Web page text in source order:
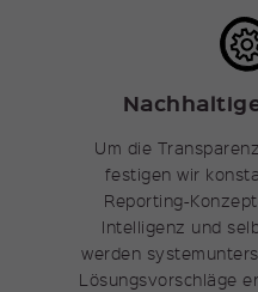
Um die
festigen wir
Reporting-
Intelligenz und
werden
Lösungsvorschläge